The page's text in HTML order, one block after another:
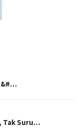
&#…
Tak Suru…